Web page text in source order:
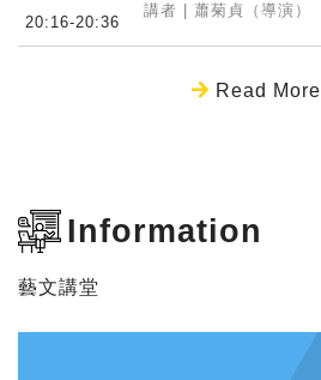
20:16-20:36
講者 | 蕭菊貞（導演）
Read More
Information
藝文講堂